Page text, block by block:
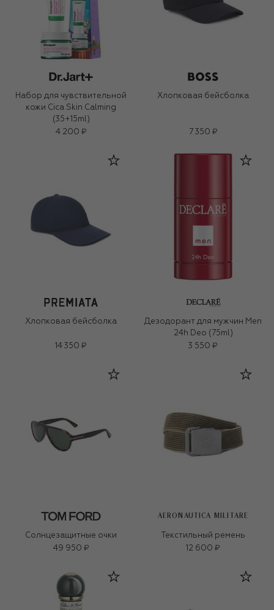
Набор для чувствительной
кожи Cica Skin Calming
(35+15ml)
4 200 ₽
Хлопковая бейсболка
7 350 ₽
Хлопковая бейсболка
14 350 ₽
Дезодорант для мужчин Men
24h Deo (75ml)
3 550 ₽
Солнцезащитные очки
49 950 ₽
AERONAUTICA MILITARE
Текстильный ремень
12 600 ₽